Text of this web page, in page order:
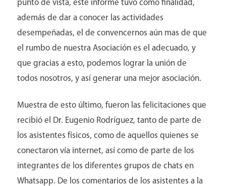
Médicos
punto de vista, este informe tuvo como finalidad,
además de dar a conocer las actividades
desempeñadas, el de convencernos aún mas de que
el rumbo de nuestra Asociación es el adecuado, y
que gracias a esto, podemos lograr la unión de
todos nosotros, y así generar una mejor asociación.
Muestra de esto último, fueron las felicitaciones que
recibió el Dr. Eugenio Rodríguez, tanto de parte de
los asistentes físicos, como de aquellos quienes se
conectaron vía internet, así como de parte de los
integrantes de los diferentes grupos de chats en
Whatsapp. De los comentarios de los asistentes a la